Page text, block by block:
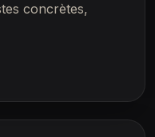
concrètes,